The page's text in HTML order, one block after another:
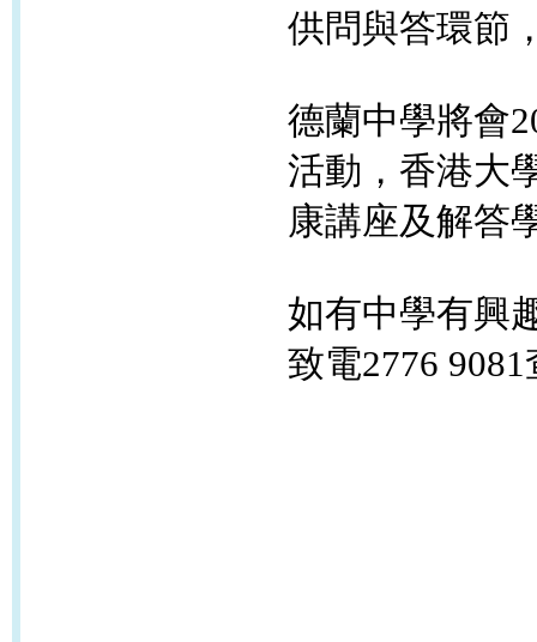
供問與答環節
德蘭中學將會
活動，香港大
康講座及解答
如有中學有興
致電2776